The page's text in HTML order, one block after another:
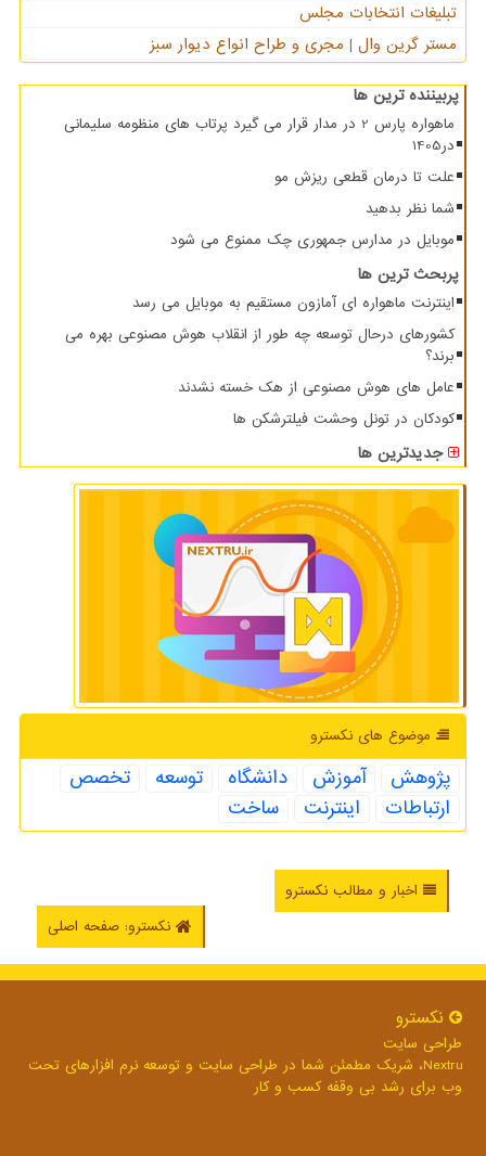
تبلیغات انتخابات مجلس
مستر گرین وال | مجری و طراح انواع دیوار سبز
پربیننده ترین ها
ماهواره پارس 2 در مدار قرار می گیرد پرتاب های منظومه سلیمانی
در1405
علت تا درمان قطعی ریزش مو
شما نظر بدهید
موبایل در مدارس جمهوری چک ممنوع می شود
پربحث ترین ها
اینترنت ماهواره ای آمازون مستقیم به موبایل می رسد
کشورهای درحال توسعه چه طور از انقلاب هوش مصنوعی بهره می
برند؟
عامل های هوش مصنوعی از هک خسته نشدند
کودکان در تونل وحشت فیلترشکن ها
جدیدترین ها
موضوع های نكسترو
پژوهش آموزش دانشگاه توسعه
تخصص
ارتباطات
اینترنت ساخت
اخبار و مطالب نکسترو
نکسترو: صفحه اصلی
نكسترو
طراحی سایت
Nextru، شریک مطمئن شما در طراحی سایت و توسعه نرم افزارهای تحت
وب برای رشد بی وقفه کسب و کار